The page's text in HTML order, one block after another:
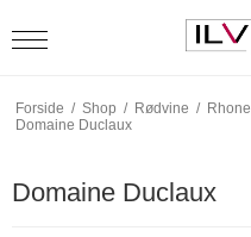
Forside / Shop / Rødvine / Rhone
Domaine Duclaux
Domaine Duclaux